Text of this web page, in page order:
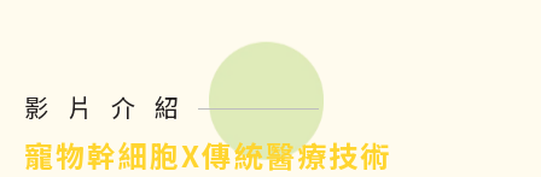
影片介紹
寵物幹細胞X傳統醫療技術